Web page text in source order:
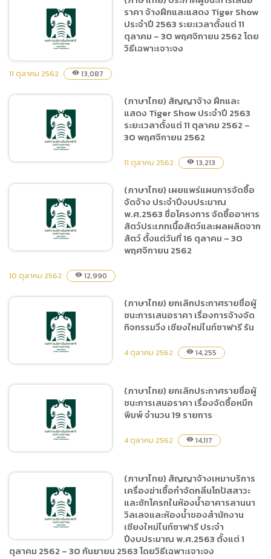
(ภาษาไทย) สัญญาซื้ออาหาร
สัตว์ ประเภทเนื้อสัตว์และ
ผลผลิตจากสัตว์ ตั้งแต่วันที่
16 ตุลาคม ถึง 30 พฤศจิกายน
2562
เสนอราคา จ้างฝึกและแสดง
Tiger Show ประจำปี 2563
ระยะเวลาตั้งแต่ 11 ตุลาคม –
30 พฤศจิกายน 2562 โดยวิธี
ราคา จ้างฝึกและแสดง Tiger Show
ประจำปี 2563 ระยะเวลาตั้งแต่ 11
ตุลาคม – 30 พฤศจิกายน 2562 โดย
วิธีเฉพาะเจาะจง
11 ตุลาคม 2562 visibility 13,087
(ภาษาไทย) สัญญาจ้าง ฝึกและ
แสดง Tiger Show ประจำปี
2563 ระยะเวลาตั้งแต่ 11
ตุลาคม 2562 – 30
(ภาษาไทย) สัญญาจ้าง ฝึกและ
แสดง Tiger Show ประจำปี 2563
ระยะเวลาตั้งแต่ 11 ตุลาคม 2562 –
30 พฤศจิกายน 2562
11 ตุลาคม 2562 visibility 13,213
(ภาษาไทย) เผยแพร่แผนการ
ปีงบประมาณ พ.ศ.2563 ชื่อ
โครงการ จัดซื้ออาหารสัตว์
ประเภทเนื้อสัตว์และผลผลิต
จากสัตว์ ตั้งแต่วันที่ 16
2562
(ภาษาไทย) เผยแพร่แผนการจัดซื้อ
จัดจ้าง ประจำปีงบประมาณ
พ.ศ.2563 ชื่อโครงการ จัดซื้ออาหาร
สัตว์ประเภทเนื้อสัตว์และผลผลิตจาก
สัตว์ ตั้งแต่วันที่ 16 ตุลาคม – 30
พฤศจิกายน 2562
10 ตุลาคม 2562 visibility 12,990
(ภาษาไทย) ยกเลิกประกาศ
รายชื่อผู้ชนะการเสนอราคา
เรื่องการจ้างจัดกิจกรรมวิ่ง
เชียงใหม่ไนท์ซาฟารี รัน
(ภาษาไทย) ยกเลิกประกาศรายชื่อผู้
ชนะการเสนอราคา เรื่องการจ้างจัด
กิจกรรมวิ่ง เชียงใหม่ไนท์ซาฟารี รัน
4 ตุลาคม 2562 visibility 14,255
(ภาษาไทย) ยกเลิกประกาศ
รายชื่อผู้ชนะการเสนอราคา
เรื่องจัดซื้อหมึกพิมพ์ จำนวน
19 รายการ
(ภาษาไทย) ยกเลิกประกาศรายชื่อผู้
ชนะการเสนอราคา เรื่องจัดซื้อหมึก
พิมพ์ จำนวน 19 รายการ
4 ตุลาคม 2562 visibility 14,117
(ภาษาไทย) สัญญาจ้างเหมาบริการ
เครื่องฆ่าเชื้อกำจัดกลิ่นโถปัสสาวะ
และชักโครกในห้องน้ำอาคารลานนา
วิลเลจและห้องน้ำของสำนักงาน
เชียงใหม่ไนท์ซาฟารี ประจำ
ปีงบประมาณ พ.ศ.2563 ตั้งแต่ 1
ตุลาคม 2562 – 30 กันยายน 2563 โดยวิธีเฉพาะเจาะจง